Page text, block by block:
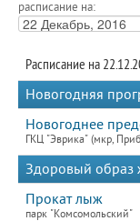
расписание на:
Расписание на
Новогодняя
Новогоднее
ГКЦ "Эврика" (мкр,
Здоровый образ
Прокат лыж
парк "Комсомольский"